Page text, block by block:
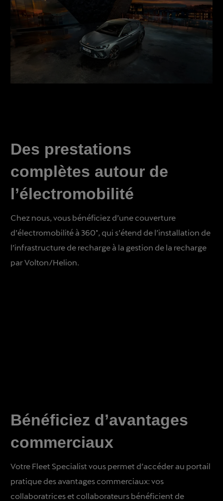
Des prestations
complètes autour de
l’électromobilité
Chez nous, vous bénéficiez d’une couverture
d’électromobilité à 360°, qui s’étend de l’installation de
l’infrastructure de recharge à la gestion de la recharge
par Volton/Helion.
Bénéficiez d’avantages
commerciaux
Votre Fleet Specialist vous permet d’accéder au portail
pratique des avantages commerciaux: vos
collaboratrices et collaborateurs bénéficient de